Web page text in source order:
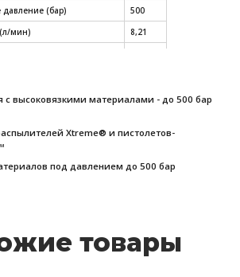
(бар)
500
мин)
8,21
с высоковязкими материалами - до 500 бар
Xtreme® и пистолетов-
под давлением до 500 бар
товары